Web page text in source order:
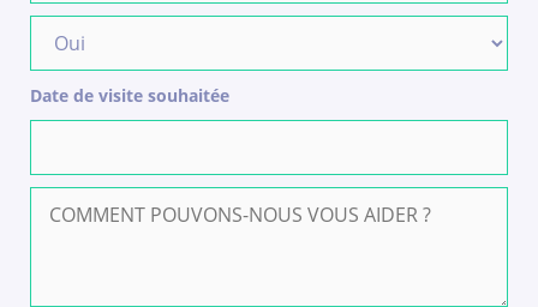
Date de visite souhaitée